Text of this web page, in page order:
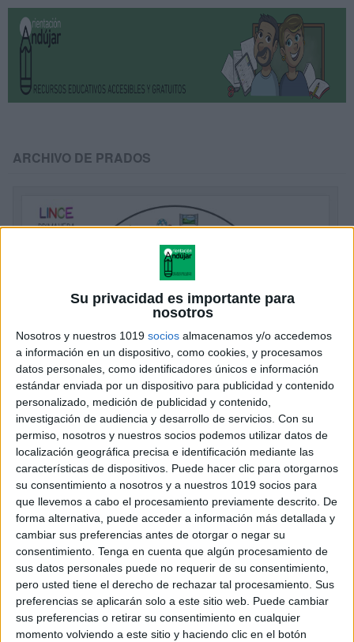
Su privacidad es importante para
nosotros
Nosotros y nuestros 1019 socios almacenamos y/o accedemos
a información en un dispositivo, como cookies, y procesamos
datos personales, como identificadores únicos e información
estándar enviada por un dispositivo para publicidad y contenido
personalizado, medición de publicidad y contenido,
investigación de audiencia y desarrollo de servicios. Con su
permiso, nosotros y nuestros socios podemos utilizar datos de
localización geográfica precisa e identificación mediante las
características de dispositivos. Puede hacer clic para otorgarnos
su consentimiento a nosotros y a nuestros 1019 socios para
que llevemos a cabo el procesamiento previamente descrito. De
forma alternativa, puede acceder a información más detallada y
cambiar sus preferencias antes de otorgar o negar su
consentimiento. Tenga en cuenta que algún procesamiento de
sus datos personales puede no requerir de su consentimiento,
pero usted tiene el derecho de rechazar tal procesamiento. Sus
preferencias se aplicarán solo a este sitio web. Puede cambiar
sus preferencias o retirar su consentimiento en cualquier
momento volviendo a este sitio y haciendo clic en el botón
ARCHIVO DE PRADOS
LINCE DE LA PRIMAVERA + 48 tarjetas
VOCABULARIO
Publicado el 23 mayo, 2023
LINCE DEL PRIMAVERAL + 48 TARJETAS DE
VOCABULARIO. Para poder trabajar la atención,
expresión oral, memoria, percepción visual,
articulación, etc. El juego Lince es un juego de mesa
que se […]
SEGUIR LEYENDO